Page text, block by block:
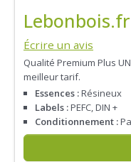
Lebonbois.fr
Écrire un avis
Qualité Premium Plus
meilleur tarif.
Essences :Résineux
Labels :PEFC, DIN +
Conditionnement :